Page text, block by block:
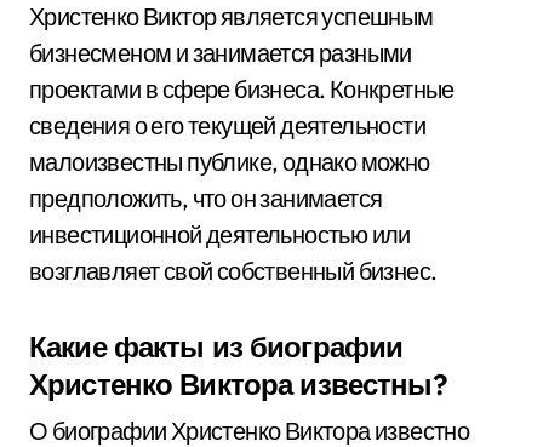
Христенко Виктор является успешным
бизнесменом и занимается разными
проектами в сфере бизнеса. Конкретные
сведения о его текущей деятельности
малоизвестны публике, однако можно
предположить, что он занимается
инвестиционной деятельностью или
возглавляет свой собственный бизнес.
Какие факты из биографии
Христенко Виктора известны?
О биографии Христенко Виктора известно